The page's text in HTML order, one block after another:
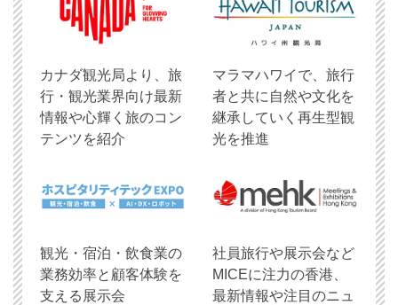
​カナダ観光局より、旅
行・観光業界向け最新
情報や心輝く旅のコン
テンツを紹介
マラマハワイで、旅行
者と共に自然や文化を
継承していく再生型観
光を推進
観光・宿泊・飲食業の
業務効率と顧客体験を
支える展示会
社員旅行や展示会など
MICEに注力の香港、
最新情報や注目のニュ